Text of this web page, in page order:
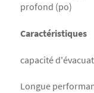
profond (po)
Caractéristiques
capacité
Longue